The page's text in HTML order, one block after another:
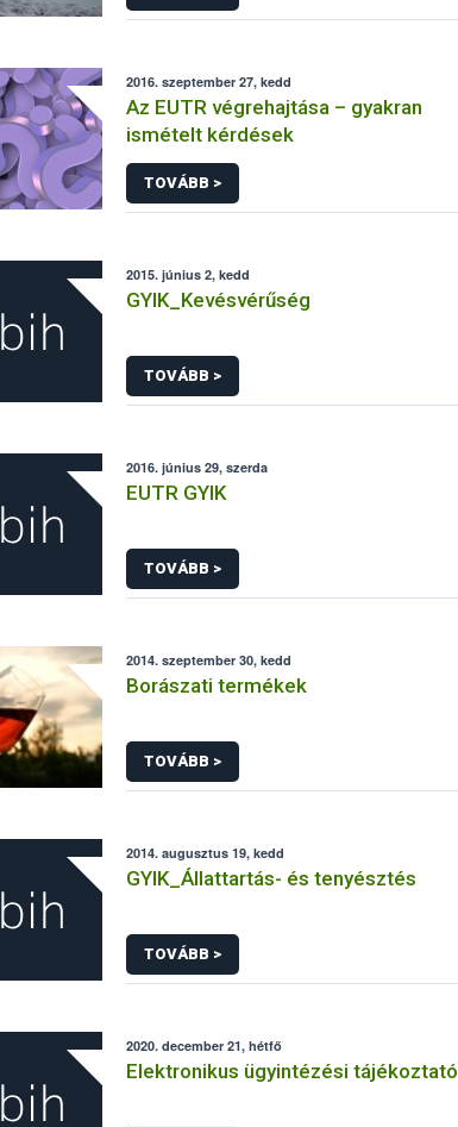
2016. szeptember 27, kedd
Az EUTR végrehajtása – gyakran
ismételt kérdések
TOVÁBB >
2015. június 2, kedd
GYIK_Kevésvérűség
TOVÁBB >
2016. június 29, szerda
EUTR GYIK
TOVÁBB >
2014. szeptember 30, kedd
Borászati termékek
TOVÁBB >
2014. augusztus 19, kedd
GYIK_Állattartás- és tenyésztés
TOVÁBB >
2020. december 21, hétfő
Elektronikus ügyintézési tájékoztató